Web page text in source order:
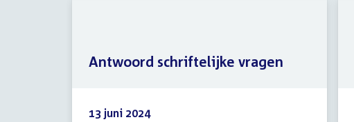
13 juni 2024
Antwoord schriftelijke vragen